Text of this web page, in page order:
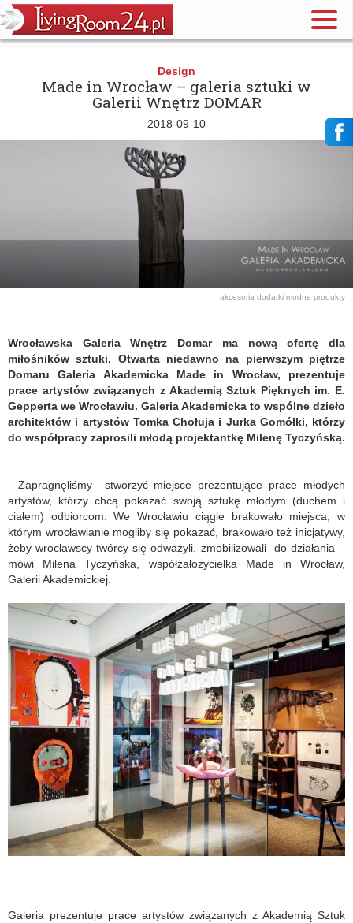
Design
Made in Wrocław – galeria sztuki w
Galerii Wnętrz DOMAR
2018-09-10
akcesoria dodatki modne produkty
Wrocławska Galeria Wnętrz Domar ma nową ofertę dla
miłośników sztuki. Otwarta niedawno na pierwszym piętrze
Domaru Galeria Akademicka Made in Wrocław, prezentuje
prace artystów związanych z Akademią Sztuk Pięknych im. E.
Gepperta we Wrocławiu. Galeria Akademicka to wspólne dzieło
architektów i artystów Tomka Chołuja i Jurka Gomółki, którzy
do współpracy zaprosili młodą projektantkę Milenę Tyczyńską.
- Zapragnęliśmy stworzyć miejsce prezentujące prace młodych
artystów, którzy chcą pokazać swoją sztukę młodym (duchem i
ciałem) odbiorcom. We Wrocławiu ciągle brakowało miejsca, w
którym wrocławianie mogliby się pokazać, brakowało też inicjatywy,
żeby wrocławscy twórcy się odważyli, zmobilizowali do działania –
mówi Milena Tyczyńska, współzałożycielka Made in Wrocław,
Galerii Akademickiej.
Galeria prezentuje prace artystów związanych z Akademią Sztuk